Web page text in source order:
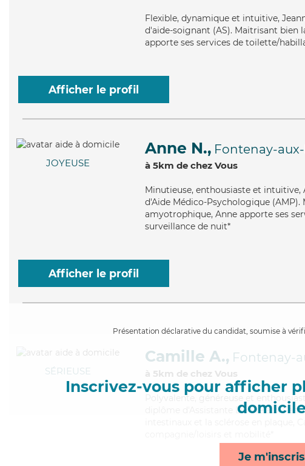
Flexible, dynamique et intuitive,
d'aide-soignant (AS). Maitrisant bien
apporte ses services de toilette/
Afficher le profil
JOYEUSE
Anne N., Fontenay-aux-
à 5km de chez Vous
Minutieuse, enthousiaste et intuitive,
d'Aide Médico-Psychologique
amyotrophique, Anne apporte ses
surveillance de nuit*
Afficher le profil
Présentation déclarative du candidat, soumise à
Inscrivez-vous pour afficher
domicile
Je m'inscris
SÉRIEUSE
Camille A., Fontenay-
à 5km de chez Vous
Polyvalente
, généreuse et
diplôme d'Assistante De Vie aux